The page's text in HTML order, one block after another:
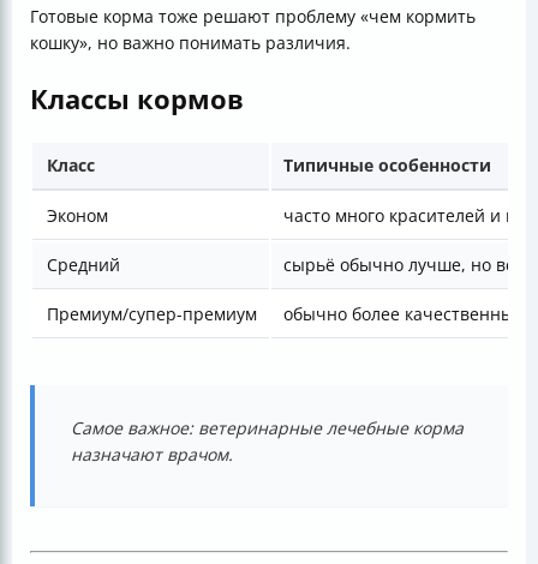
Готовые корма тоже решают проблему «чем кормить
кошку», но важно понимать различия.
Классы кормов
Класс Типичные особенности
Эконом часто много красителей и
Средний сырьё обычно лучше, но всё
Премиум/супер-премиум обычно более качественный
Самое важное: ветеринарные лечебные корма
назначают врачом.